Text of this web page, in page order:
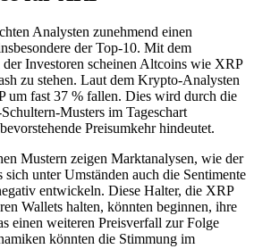
Analysten zunehmend einen
der Top-10. Mit dem
Investoren scheinen Altcoins wie XRP
zu stehen. Laut dem Krypto-Analysten
um fast 37 % fallen. Dies wird durch die
Musters im Tageschart
Preisumkehr hindeutet.
Mustern zeigen Marktanalysen, wie der
sich unter Umständen auch die Sentimente
entwickeln. Diese Halter, die XRP
Wallets halten, könnten beginnen, ihre
einen weiteren Preisverfall zur Folge
könnten die Stimmung im